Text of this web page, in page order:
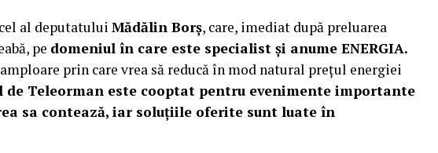
al deputatului Mădălin Borș, care, imediat după preluarea
pe domeniul în care este specialist și anume ENERGIA.
prin care vrea să reducă în mod natural prețul energiei
Teleorman este cooptat pentru evenimente importante
sa contează, iar soluțiile oferite sunt luate în